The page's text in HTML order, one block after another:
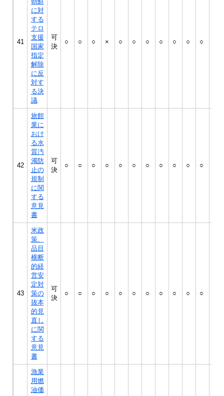
41
に対
する
テロ
支援
国家
指定
解除
に反
対す
る決
議
可
決
○ ○ ○ × ○ ○ ○ ○ ○ ○ ○
42
旅館
業に
おけ
る水
質汚
濁防
止の
規制
に関
する
意見
書
可
決
○ ○ ○ ○ ○ ○ ○ ○ ○ ○ ○
43
米政
策、
品目
横断
的経
営安
定対
策の
抜本
的見
直し
に関
する
意見
書
可
決
○ ○ ○ ○ ○ ○ ○ ○ ○ ○ ○
漁業
用燃
油価